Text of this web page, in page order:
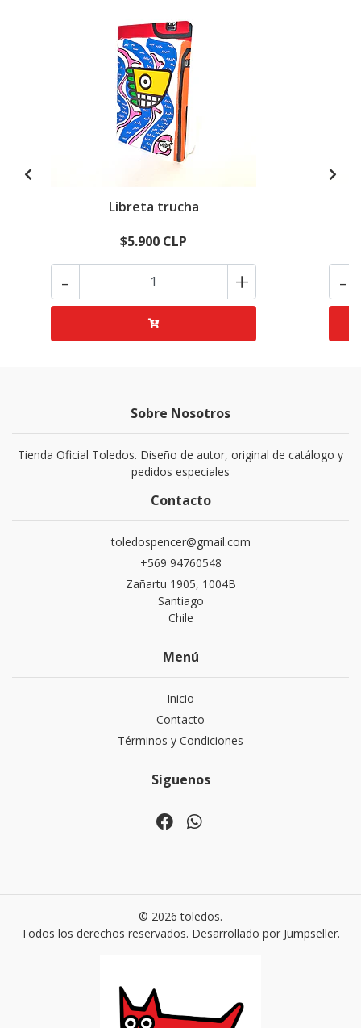
Libreta trucha
$5.900 CLP
- + -
Sobre Nosotros
Tienda Oficial Toledos. Diseño de autor, original de catálogo y
pedidos especiales
Contacto
toledospencer@gmail.com
+569 94760548
Zañartu 1905, 1004B
Santiago
Chile
Menú
Inicio
Contacto
Términos y Condiciones
Síguenos
© 2026 toledos.
Todos los derechos reservados. Desarrollado por Jumpseller.